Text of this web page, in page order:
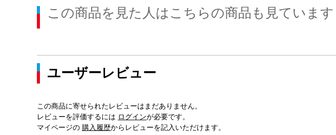
この商品を見た人はこちらの商品も見ています
ユーザーレビュー
この商品に寄せられたレビューはまだありません。
レビューを評価するには ログインが必要です。
マイページの 購入履歴からレビューを記入いただけます。